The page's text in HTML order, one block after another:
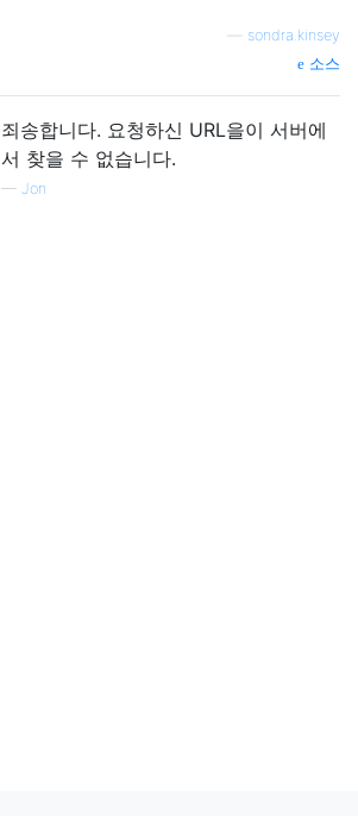
sondra.kinsey
소스
죄송합니다. 요청하신 URL을이 서버에
서 찾을 수 없습니다.
— Jon